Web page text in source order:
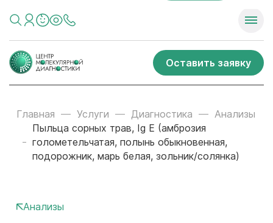
Оставить заявку
Главная Услуги Диагностика
Анализы
Пыльца сорных трав, Ig E (амброзия
голометельчатая, полынь обыкновенная,
подорожник, марь белая, зольник/солянка)
Анализы